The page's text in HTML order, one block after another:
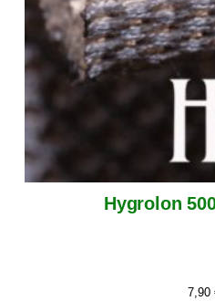
Hygrolon
7,90